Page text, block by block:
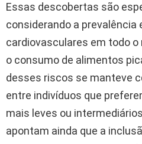
Essas descobertas são
considerando a prevalência
cardiovasculares em todo o
o consumo de alimentos
desses riscos se manteve
entre indivíduos que
mais leves ou
apontam ainda que a